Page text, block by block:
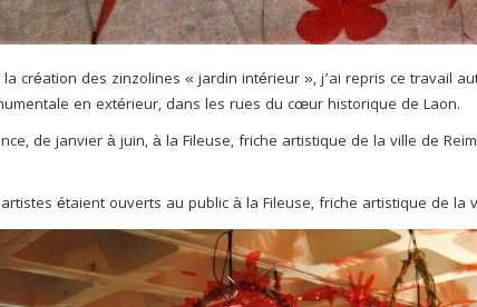
création des zinzolines « jardin intérieur », j’ai repris ce travail
en extérieur, dans les rues du cœur historique de Laon.
de janvier à juin, à la Fileuse, friche artistique de la ville de
étaient ouverts au public à la Fileuse, friche artistique de la